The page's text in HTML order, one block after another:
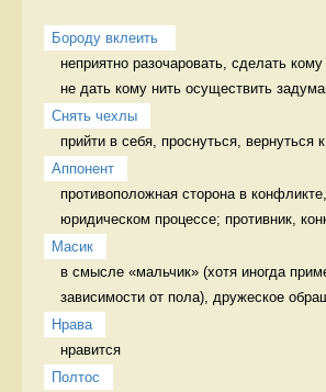
Бороду вклеить
неприятно разочаровать, сделать кому
не дать кому нить осуществить
Снять чехлы
прийти в себя, проснуться, вернуться
Аппонент
противоположная сторона в
юридическом процессе; противник,
Масик
в смысле «мальчик» (хотя иногда
зависимости от пола), дружеское
Нрава
нравится
Полтос